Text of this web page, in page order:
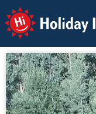
Holiday Info